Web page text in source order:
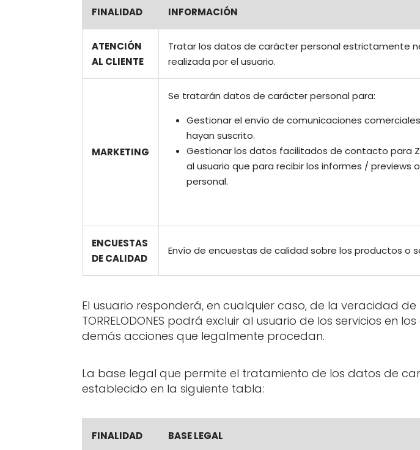
FINALIDAD INFORMACIÓN
ATENCIÓN
AL CLIENTE
Tratar los datos de carácter personal estrictamente
realizada por el usuario.
MARKETING
Se tratarán datos de carácter personal para:
Gestionar el envío de comunicaciones
hayan suscrito.
Gestionar los datos facilitados de contacto para
al usuario que para recibir los informes /
personal.
ENCUESTAS
DE CALIDAD
Envío de encuestas de calidad sobre los productos o
El usuario responderá, en cualquier caso, de la veracidad de
TORRELODONES podrá excluir al usuario de los servicios
demás acciones que legalmente procedan.
La base legal que permite el tratamiento de los datos de
establecido en la siguiente tabla:
FINALIDAD BASE LEGAL